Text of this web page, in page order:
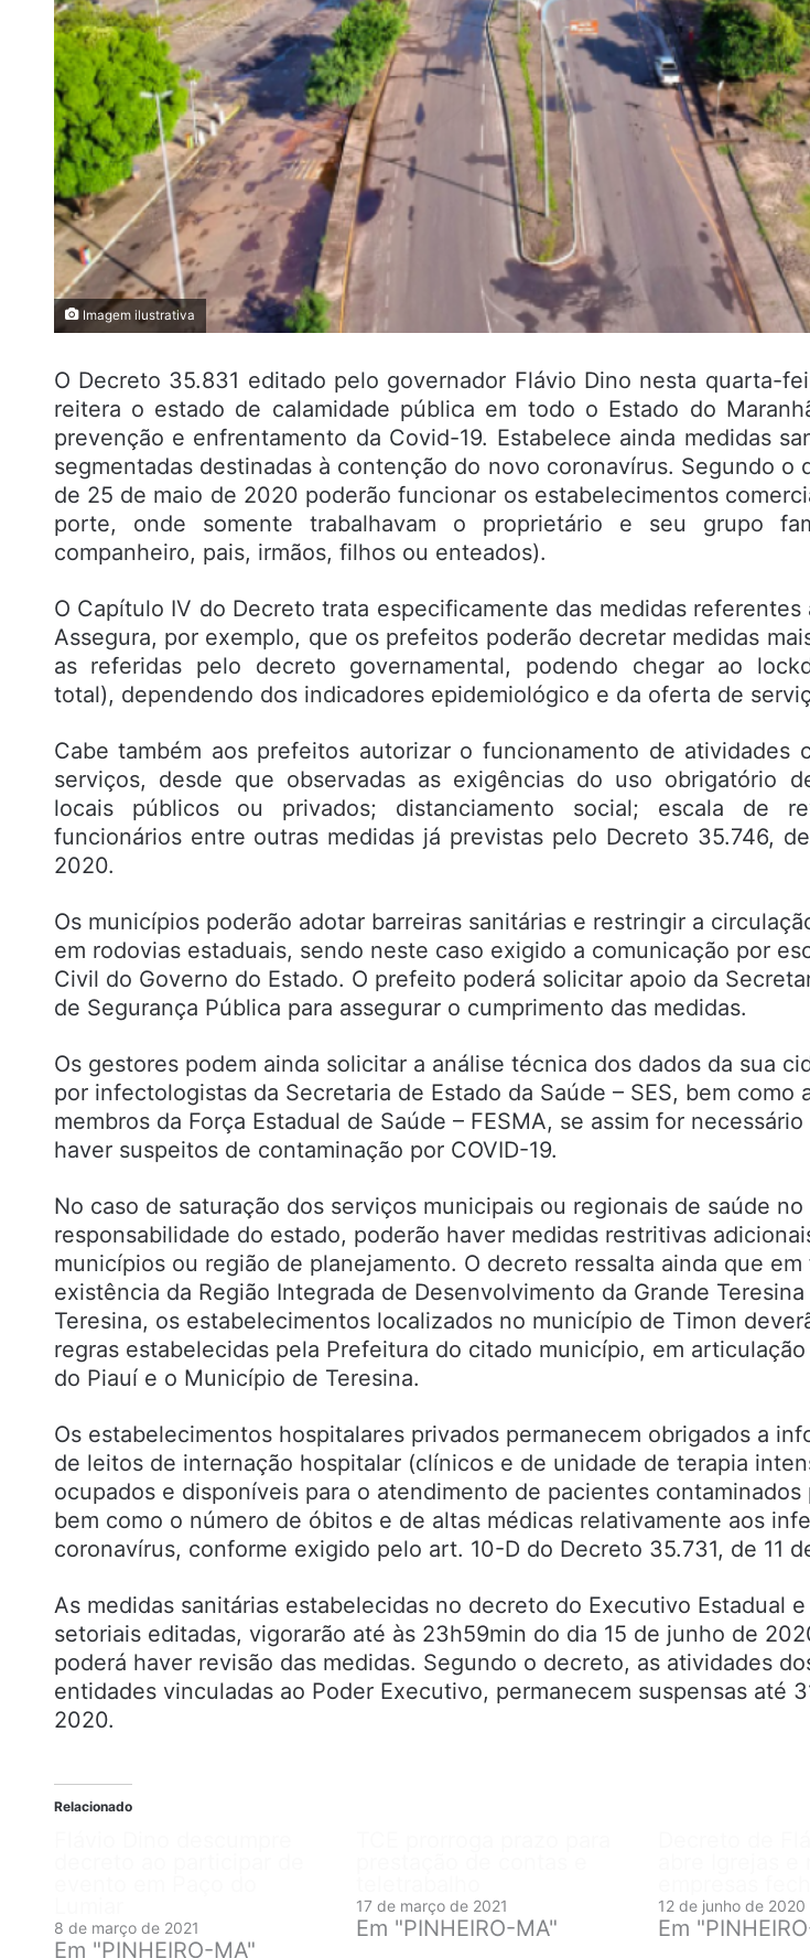
Imagem ilustrativa
O Decreto 35.831 editado pelo governador Flávio Dino nesta quarta-
reitera o estado de calamidade pública em todo o Estado do
prevenção e enfrentamento da Covid-19. Estabelece ainda medidas
segmentadas destinadas à contenção do novo coronavírus. Segundo o
de 25 de maio de 2020 poderão funcionar os estabelecimentos
porte, onde somente trabalhavam o proprietário e seu grupo
companheiro, pais, irmãos, filhos ou enteados).
O Capítulo IV do Decreto trata especificamente das medidas referentes
Assegura, por exemplo, que os prefeitos poderão decretar medidas
as referidas pelo decreto governamental, podendo chegar ao
total), dependendo dos indicadores epidemiológico e da oferta de
Cabe também aos prefeitos autorizar o funcionamento de atividades
serviços, desde que observadas as exigências do uso obrigatório
locais públicos ou privados; distanciamento social; escala de
funcionários entre outras medidas já previstas pelo Decreto 35.746,
2020.
Os municípios poderão adotar barreiras sanitárias e restringir a
em rodovias estaduais, sendo neste caso exigido a comunicação por
Civil do Governo do Estado. O prefeito poderá solicitar apoio da
de Segurança Pública para assegurar o cumprimento das medidas.
Os gestores podem ainda solicitar a análise técnica dos dados da sua
por infectologistas da Secretaria de Estado da Saúde – SES, bem como
membros da Força Estadual de Saúde – FESMA, se assim for
haver suspeitos de contaminação por COVID-19.
No caso de saturação dos serviços municipais ou regionais de saúde no
responsabilidade do estado, poderão haver medidas restritivas
municípios ou região de planejamento. O decreto ressalta ainda que em
existência da Região Integrada de Desenvolvimento da Grande Teresina
Teresina, os estabelecimentos localizados no município de Timon
regras estabelecidas pela Prefeitura do citado município, em
do Piauí e o Município de Teresina.
Os estabelecimentos hospitalares privados permanecem obrigados a
de leitos de internação hospitalar (clínicos e de unidade de terapia
ocupados e disponíveis para o atendimento de pacientes contaminados
bem como o número de óbitos e de altas médicas relativamente aos
coronavírus, conforme exigido pelo art. 10-D do Decreto 35.731, de 11
As medidas sanitárias estabelecidas no decreto do Executivo Estadual
setoriais editadas, vigorarão até às 23h59min do dia 15 de junho de
poderá haver revisão das medidas. Segundo o decreto, as atividades
entidades vinculadas ao Poder Executivo, permanecem suspensas até
2020.
Relacionado
8 de março de 2021
Em "PINHEIRO-MA"
17 de março de 2021
Em "PINHEIRO-MA"
12 de junho de 2020
Em